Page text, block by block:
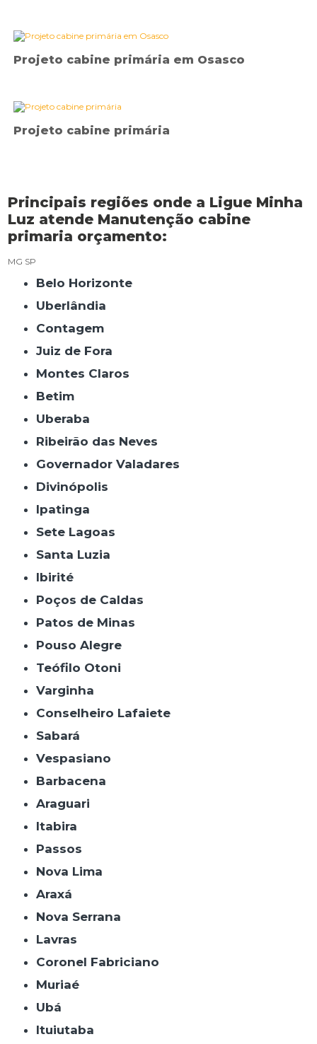
Projeto cabine primária em Osasco
Projeto cabine primária
Principais regiões onde a Ligue Minha
Luz atende Manutenção cabine
primaria orçamento:
MG SP
Belo Horizonte
Uberlândia
Contagem
Juiz de Fora
Montes Claros
Betim
Uberaba
Ribeirão das Neves
Governador Valadares
Divinópolis
Ipatinga
Sete Lagoas
Santa Luzia
Ibirité
Poços de Caldas
Patos de Minas
Pouso Alegre
Teófilo Otoni
Varginha
Conselheiro Lafaiete
Sabará
Vespasiano
Barbacena
Araguari
Itabira
Passos
Nova Lima
Araxá
Nova Serrana
Lavras
Coronel Fabriciano
Muriaé
Ubá
Ituiutaba